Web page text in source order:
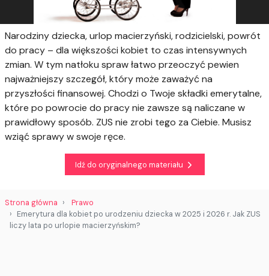
Narodziny dziecka, urlop macierzyński, rodzicielski, powrót
do pracy – dla większości kobiet to czas intensywnych
zmian. W tym natłoku spraw łatwo przeoczyć pewien
najważniejszy szczegół, który może zaważyć na
przyszłości finansowej. Chodzi o Twoje składki emerytalne,
które po powrocie do pracy nie zawsze są naliczane w
prawidłowy sposób. ZUS nie zrobi tego za Ciebie. Musisz
wziąć sprawy w swoje ręce.
Idź do oryginalnego materiału
Strona główna
Prawo
Emerytura dla kobiet po urodzeniu dziecka w 2025 i 2026 r. Jak ZUS
liczy lata po urlopie macierzyńskim?